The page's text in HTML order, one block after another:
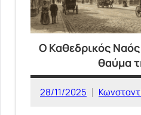
Ο Καθεδρικός Ναός
θαύμα
28/11/2025